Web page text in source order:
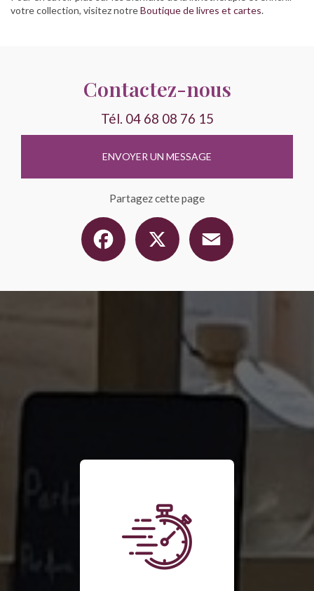
votre collection, visitez notreBoutique de livres et cartes.
Contactez-nous
Tél. 04 68 08 76 15
ENVOYER UN MESSAGE
Partagez cette page
Facebook